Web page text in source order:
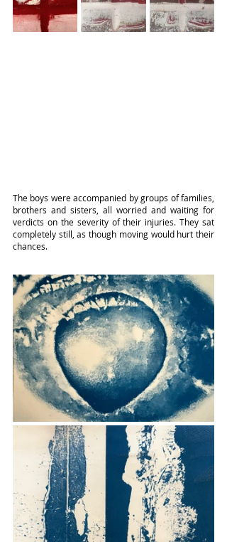
The boys were accompanied by groups of families,
brothers and sisters, all worried and waiting for
verdicts on the severity of their injuries. They sat
completely still, as though moving would hurt their
chances.